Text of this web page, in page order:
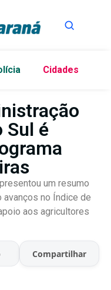
Cidades
Sul é
um resumo
no Índice de
aos agricultores
Compartilhar